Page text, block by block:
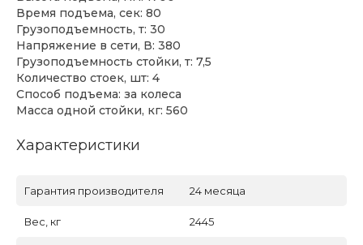
Время подъема, сек: 80
Грузоподъемность, т: 30
Напряжение в сети, В: 380
Грузоподъемность стойки, т: 7,5
Количество стоек, шт: 4
Способ подъема: за колеса
Масса одной стойки, кг: 560
Характеристики
Гарантия производителя 24 месяца
Вес, кг 2445